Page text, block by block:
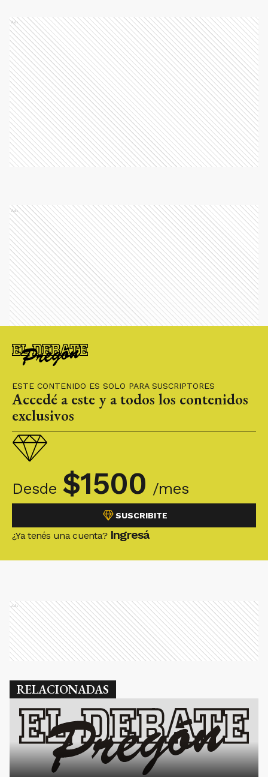
ESTE CONTENIDO ES SOLO PARA SUSCRIPTORES
Accedé a este y a todos los contenidos
exclusivos
Desde $1500 /mes
SUSCRIBITE
¿Ya tenés una cuenta? Ingresá
Ads
Ads
Ads
RELACIONADAS